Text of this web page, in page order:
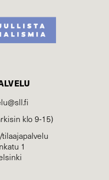
klo 9-15)
1